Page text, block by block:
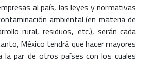
al país, las leyes y normativas
ambiental (en materia de
rural, residuos, etc.), serán cada
México tendrá que hacer mayores
par de otros países con los cuales